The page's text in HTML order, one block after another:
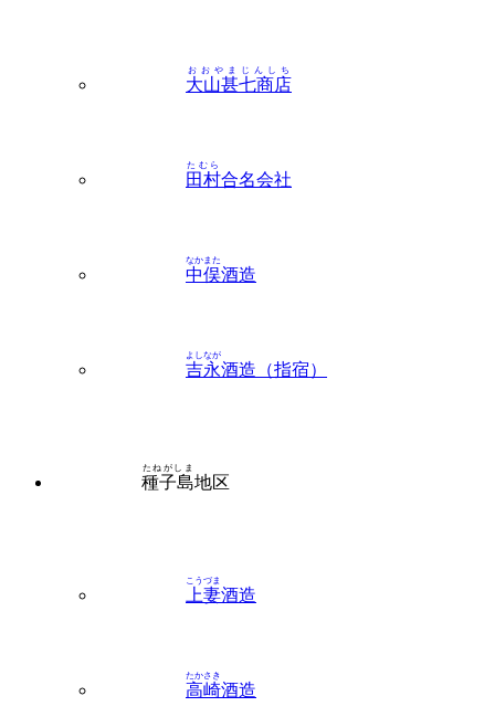
大山甚七商店
おおやまじんしち
田村
たむら
合名会社
中俣
なかまた
酒造
吉永
よしなが
酒造（指宿）
種子島
たねがしま
地区
上妻
こうづま
酒造
高崎
たかさき
酒造